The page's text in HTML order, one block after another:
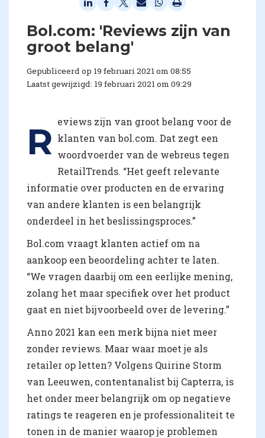
Bol.com: 'Reviews zijn van
groot belang'
Gepubliceerd op 19 februari 2021 om 08:55
Laatst gewijzigd: 19 februari 2021 om 09:29
R eviews zijn van groot belang voor de
klanten van bol.com. Dat zegt een
woordvoerder van de webreus tegen
RetailTrends. “Het geeft relevante
informatie over producten en de ervaring
van andere klanten is een belangrijk
onderdeel in het beslissingsproces.”
Bol.com vraagt klanten actief om na
aankoop een beoordeling achter te laten.
“We vragen daarbij om een eerlijke mening,
zolang het maar specifiek over het product
gaat en niet bijvoorbeeld over de levering.”
Anno 2021 kan een merk bijna niet meer
zonder reviews. Maar waar moet je als
retailer op letten? Volgens Quirine Storm
van Leeuwen, contentanalist bij Capterra, is
het onder meer belangrijk om op negatieve
ratings te reageren en je professionaliteit te
tonen in de manier waarop je problemen